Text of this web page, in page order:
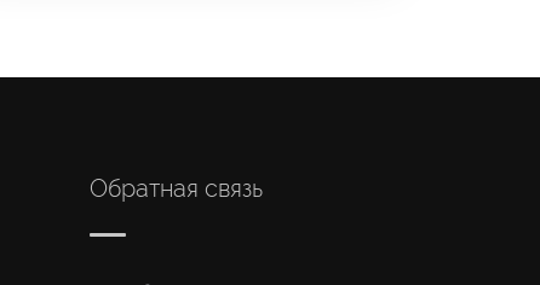
Обратная связь